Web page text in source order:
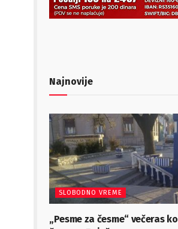
Najnovije
SLOBODNO VREME
„Pesme za česme“ večeras